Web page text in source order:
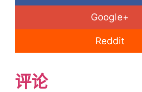
Google+
Reddit
评论